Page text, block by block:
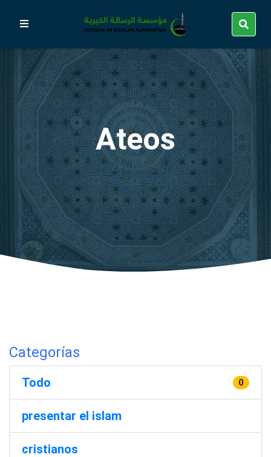
Ateos
Categorías
Todo 0
presentar el islam
cristianos